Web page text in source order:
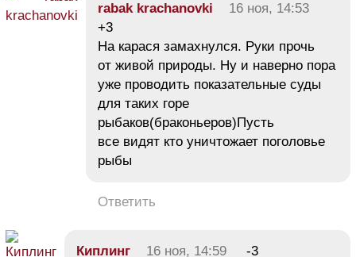
rabak krachanovki
16 ноя, 14:53
+3
На карася замахнулся. Руки прочь
от живой природы. Ну и наверно пора
уже проводить показательные суды
для таких горе
рыбаков(браконьеров)Пусть
все видят кто уничтожает поголовье
рыбы
Ответить
Киплинг 16 ноя, 14:59
-3